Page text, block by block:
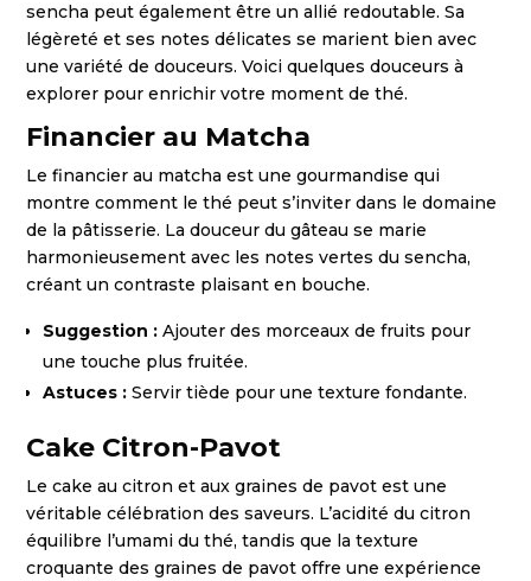
sencha peut également être un allié redoutable. Sa
légèreté et ses notes délicates se marient bien avec
une variété de douceurs. Voici quelques douceurs à
explorer pour enrichir votre moment de thé.
Financier au Matcha
Le financier au matcha est une gourmandise qui
montre comment le thé peut s’inviter dans le domaine
de la pâtisserie. La douceur du gâteau se marie
harmonieusement avec les notes vertes du sencha,
créant un contraste plaisant en bouche.
Suggestion : Ajouter des morceaux de fruits pour
une touche plus fruitée.
Astuces : Servir tiède pour une texture fondante.
Cake Citron-Pavot
Le cake au citron et aux graines de pavot est une
véritable célébration des saveurs. L’acidité du citron
équilibre l’umami du thé, tandis que la texture
croquante des graines de pavot offre une expérience